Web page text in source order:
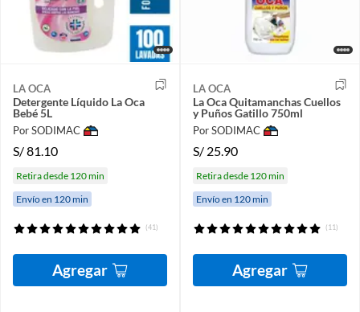
LA OCA
Detergente Líquido La Oca
Bebé 5L
Por SODIMAC
S/81.10
Retira desde 120 min
Envío en 120 min
(41)
Agregar
LA OCA
La Oca Quitamanchas Cuellos
y Puños Gatillo 750ml
Por SODIMAC
S/ 25.90
Retira desde 120 min
Envío en 120 min
(11)
Agregar